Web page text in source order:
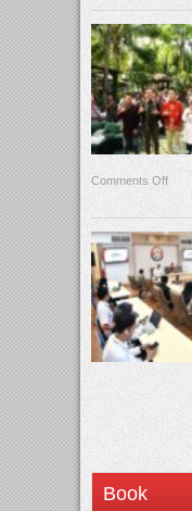
Comments Off
Book